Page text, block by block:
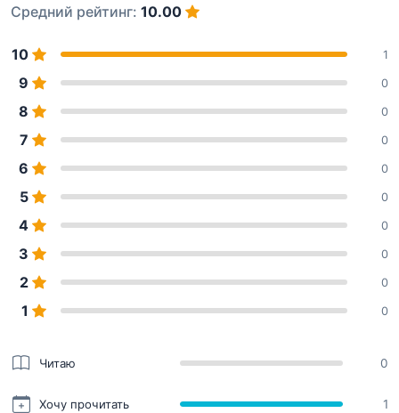
Средний рейтинг: 10.00
10 1
9 0
8 0
7 0
6 0
5 0
4 0
3 0
2 0
1 0
Читаю 0
Хочу прочитать 1